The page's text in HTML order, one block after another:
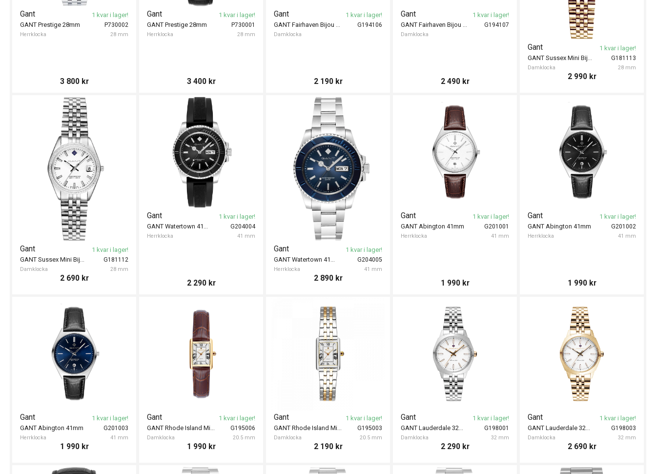
P730002
Gant
Herrklocka 28 mm
GANT Prestige 28mm
1 kvar i lager!
3 800 kr
P730001
Gant
Herrklocka 28 mm
GANT Prestige 28mm
1 kvar i lager!
3 400 kr
G194106
Gant
Damklocka
1 kvar i lager!
2 190 kr
G194107
Gant
Damklocka
1 kvar i lager!
2 490 kr
G181113
Gant
Damklocka 28 mm
GANT Sussex Mini Bijou 28mm
1 kvar i lager!
2 990 kr
G181112
Gant
Damklocka 28 mm
GANT Sussex Mini Bijou 28mm
1 kvar i lager!
2 690 kr
G204004
Gant
Herrklocka 41 mm
1 kvar i lager!
2 290 kr
G204005
Gant
Herrklocka 41 mm
GANT Watertown 41mm
1 kvar i lager!
2 890 kr
G201001
Gant
Herrklocka 41 mm
GANT Abington 41mm
1 kvar i lager!
1 990 kr
G201002
Gant
Herrklocka 41 mm
GANT Abington 41mm
1 kvar i lager!
1 990 kr
G201003
Gant
Herrklocka 41 mm
GANT Abington 41mm
1 kvar i lager!
1 990 kr
G195006
Gant
Damklocka 20.5 mm
GANT Rhode Island Mini 20mm
1 kvar i lager!
1 990 kr
G195003
Gant
Damklocka 20.5 mm
GANT Rhode Island Mini 20mm
1 kvar i lager!
2 190 kr
G198001
Gant
Damklocka 32 mm
GANT Lauderdale 32mm
1 kvar i lager!
2 290 kr
G198003
Gant
Damklocka 32 mm
GANT Lauderdale 32mm
1 kvar i lager!
2 690 kr